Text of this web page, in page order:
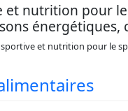
nutrition pour
et nutrition pour le